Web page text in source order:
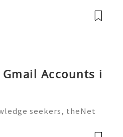
than a forgotten inbox; i
Accounts i
seekers, theNet
you actively build a